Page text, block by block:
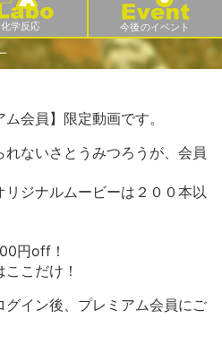
化学反応 今後のイベント
会員】限定動画です。
れないさとうみつろうが、会員
リジナルムービーは２００本以
円off！
こだけ！
グイン後、プレミアム会員にご